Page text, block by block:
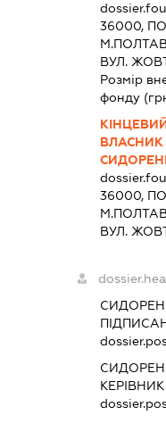
36000,
ВУЛ.
Розмір
фонду
ВЛАСНИК
36000,
ВУЛ.
КЕРІВНИК